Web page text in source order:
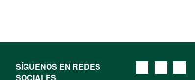
SÍGUENOS EN REDES
SOCIALES